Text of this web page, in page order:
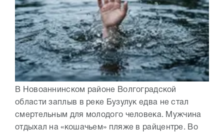
В Новоаннинском районе Волгоградской
области заплыв в реке Бузулук едва не стал
смертельным для молодого человека. Мужчина
отдыхал на «кошачьем» пляже в райцентре. Во